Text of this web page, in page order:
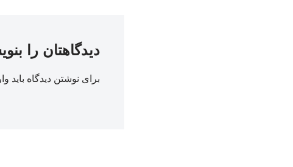
دیدگاهتان را
برای نوشتن دیدگاه باید